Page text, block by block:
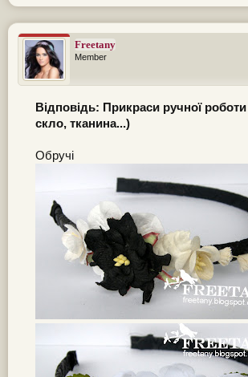
Freetany
Member
Відповідь: Прикраси ручної
скло, тканина...)
Обручі